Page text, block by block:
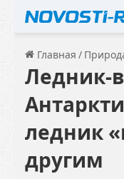
Главная /
Ледник-
ледник
другим